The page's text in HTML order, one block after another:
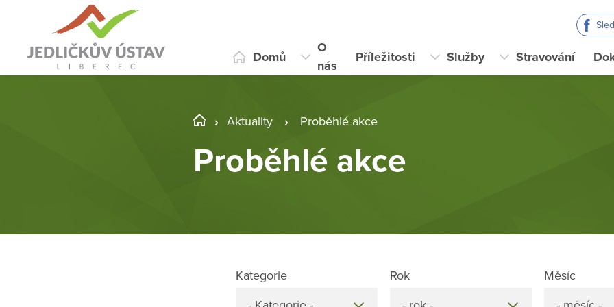
Domů
O
nás
Příležitosti Služby Stravování
Aktuality Proběhlé akce
Proběhlé akce
Kategorie
Rok
Měsíc